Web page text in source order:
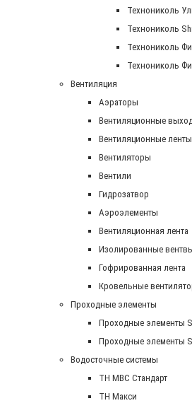
Технониколь
Технониколь
Технониколь
Технониколь
Вентиляция
Аэраторы
Вентиляционные
Вентиляционные ленты
Вентиляторы
Вентили
Гидрозатвор
Аэроэлементы
Вентиляционная лента
Изолированные
Гофрированная лента
Кровельные
Проходные элементы
Проходные элементы
Проходные элементы
Водосточные системы
TH MBC Стандарт
TH Макси